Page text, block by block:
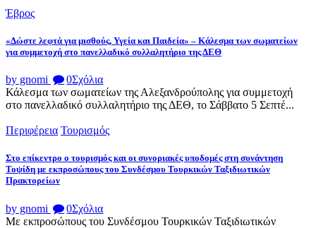
Έβρος
«Δώστε λεφτά για μισθούς, Υγεία και Παιδεία» – Κάλεσμα των σωματείων
για συμμετοχή στο πανελλαδικό συλλαλητήριο της ΔΕΘ
by gnomi 0Σχόλια
Κάλεσμα των σωματείων της Αλεξανδρούπολης για συμμετοχή
στο πανελλαδικό συλλαλητήριο της ΔΕΘ, το Σάββατο 5 Σεπτέ...
Περιφέρεια Τουρισμός
Στο επίκεντρο ο τουρισμός και οι συνοριακές υποδομές στη συνάντηση
Τοψίδη με εκπροσώπους του Συνδέσμου Τουρκικών Ταξιδιωτικών
Πρακτορείων
by gnomi 0Σχόλια
Με εκπροσώπους του Συνδέσμου Τουρκικών Ταξιδιωτικών